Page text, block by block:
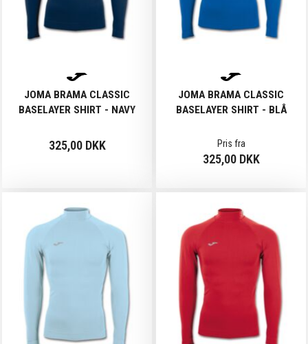
JOMA BRAMA CLASSIC
BASELAYER SHIRT - NAVY
325,00 DKK
JOMA BRAMA CLASSIC
BASELAYER SHIRT - BLÅ
Pris fra
325,00 DKK